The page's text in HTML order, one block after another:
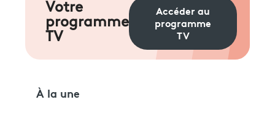
Votre
programme
TV
Accéder au
programme
TV
À la une